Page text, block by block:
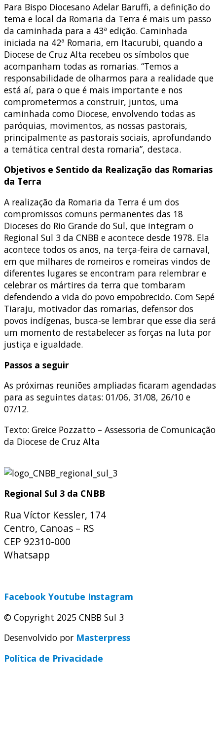
Para Bispo Diocesano Adelar Baruffi, a definição do
tema e local da Romaria da Terra é mais um passo
da caminhada para a 43ª edição. Caminhada
iniciada na 42ª Romaria, em Itacurubi, quando a
Diocese de Cruz Alta recebeu os símbolos que
acompanham todas as romarias. “Temos a
responsabilidade de olharmos para a realidade que
está aí, para o que é mais importante e nos
comprometermos a construir, juntos, uma
caminhada como Diocese, envolvendo todas as
paróquias, movimentos, as nossas pastorais,
principalmente as pastorais sociais, aprofundando
a temática central desta romaria”, destaca.
Objetivos e Sentido da Realização das Romarias
da Terra
A realização da Romaria da Terra é um dos
compromissos comuns permanentes das 18
Dioceses do Rio Grande do Sul, que integram o
Regional Sul 3 da CNBB e acontece desde 1978. Ela
acontece todos os anos, na terça-feira de carnaval,
em que milhares de romeiros e romeiras vindos de
diferentes lugares se encontram para relembrar e
celebrar os mártires da terra que tombaram
defendendo a vida do povo empobrecido. Com Sepé
Tiaraju, motivador das romarias, defensor dos
povos indígenas, busca-se lembrar que esse dia será
um momento de restabelecer as forças na luta por
justiça e igualdade.
Passos a seguir
As próximas reuniões ampliadas ficaram agendadas
para as seguintes datas: 01/06, 31/08, 26/10 e
07/12.
Texto: Greice Pozzatto – Assessoria de Comunicação
da Diocese de Cruz Alta
Regional Sul 3 da CNBB
Rua Víctor Kessler, 174
Centro, Canoas – RS
CEP 92310-000
Whatsapp
Facebook Youtube Instagram
© Copyright 2025 CNBB Sul 3
Desenvolvido por Masterpress
Política de Privacidade